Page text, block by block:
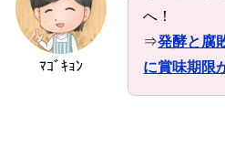
ﾏｺﾞｷｮﾝ
へ！
⇒発酵と腐
に賞味期限